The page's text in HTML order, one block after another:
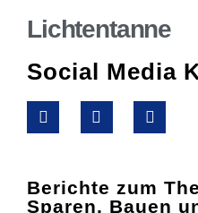
Lichtentanne
Social Media
Berichte zum
Sparen, Bauen